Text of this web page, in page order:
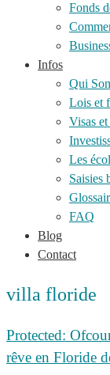
Fonds
Infos
Qui
Lois et
Visas
Les
Saisies
FAQ
Blog
Contact
villa floride
Protected:
rêve en Floride